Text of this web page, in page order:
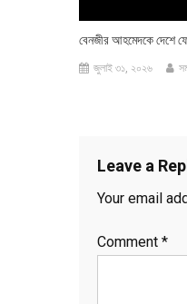
বেনজীর আহমেদকে দেশে
জুলাই ৩১, ২০২৬
Leave a
Your email
Comment *